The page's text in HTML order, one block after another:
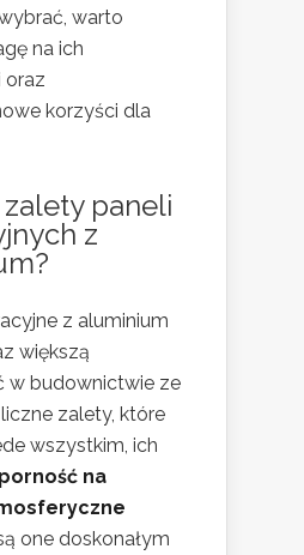
warto
na ich
oraz
korzyści dla
zalety paneli
z
z aluminium
większą
w budownictwie ze
zalety, które
wszystkim, ich
na
one doskonałym